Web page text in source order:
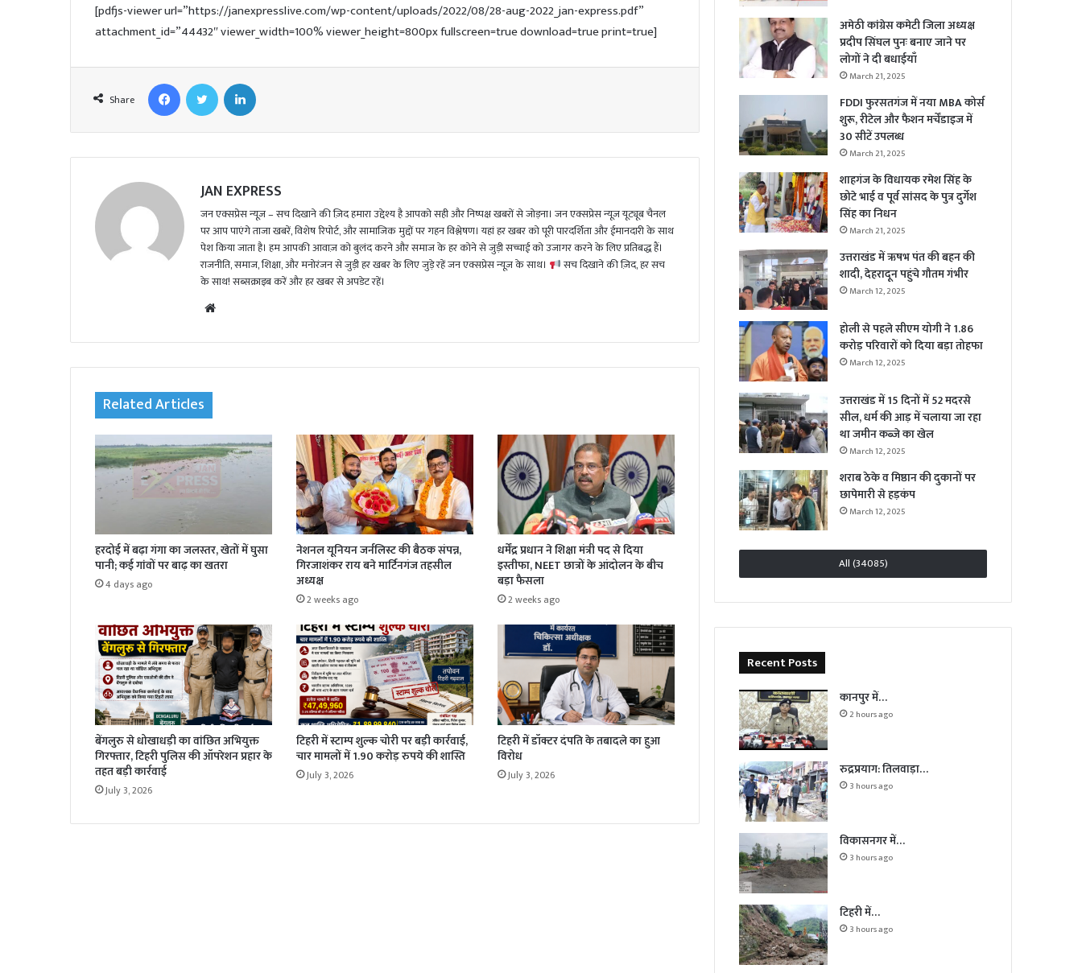
m
a
l
[pdfjs-viewer url=”https://janexpresslive.com/wp-content/uploads/2022/08/28-aug-2022_jan-express.pdf”
attachment_id=”44432″ viewer_width=100% viewer_height=800px fullscreen=true download=true print=true]
Share
JAN EXPRESS
जन एक्सप्रेस न्यूज़ – सच दिखाने की ज़िद हमारा उद्देश्य है आपको सही और निष्पक्ष खबरों से जोड़ना। जन एक्सप्रेस न्यूज़ यूट्यूब चैनल
पर आप पाएंगे ताजा खबरें, विशेष रिपोर्ट, और सामाजिक मुद्दों पर गहन विश्लेषण। यहां हर खबर को पूरी पारदर्शिता और ईमानदारी के साथ
पेश किया जाता है। हम आपकी आवाज़ को बुलंद करने और समाज के हर कोने से जुड़ी सच्चाई को उजागर करने के लिए प्रतिबद्ध हैं।
राजनीति, समाज, शिक्षा, और मनोरंजन से जुड़ी हर खबर के लिए जुड़े रहें जन एक्सप्रेस न्यूज़ के साथ।
सच दिखाने की ज़िद, हर सच
के साथ! सब्सक्राइब करें और हर खबर से अपडेट रहें।
te
Related Articles
हरदोई में बढ़ा गंगा का जलस्तर, खेतों में घुसा
पानी; कई गांवों पर बाढ़ का खतरा
4 days ago
नेशनल यूनियन जर्नलिस्ट की बैठक संपन्न,
गिरजाशंकर राय बने मार्टिनगंज तहसील
अध्यक्ष
2 weeks ago
धर्मेंद्र प्रधान ने शिक्षा मंत्री पद से दिया
इस्तीफा, NEET छात्रों के आंदोलन के बीच
बड़ा फैसला
2 weeks ago
बेंगलुरु से धोखाधड़ी का वांछित अभियुक्त
गिरफ्तार, टिहरी पुलिस की ऑपरेशन प्रहार के
तहत बड़ी कार्रवाई
July 3, 2026
टिहरी में स्टाम्प शुल्क चोरी पर बड़ी कार्रवाई,
चार मामलों में 1.90 करोड़ रुपये की शास्ति
July 3, 2026
टिहरी में डॉक्टर दंपति के तबादले का हुआ
विरोध
July 3, 2026
अमेठी कांग्रेस कमेटी जिला अध्यक्ष
प्रदीप सिंघल पुनः बनाए जाने पर
लोगों ने दी बधाईयाँ
March 21, 2025
FDDI फुरसतगंज में नया MBA कोर्स
शुरू, रीटेल और फैशन मर्चेंडाइज में
30 सीटें उपलब्ध
March 21, 2025
शाहगंज के विधायक रमेश सिंह के
छोटे भाई व पूर्व सांसद के पुत्र दुर्गेश
सिंह का निधन
March 21, 2025
उत्तराखंड में ऋषभ पंत की बहन की
शादी, देहरादून पहुंचे गौतम गंभीर
March 12, 2025
होली से पहले सीएम योगी ने 1.86
करोड़ परिवारों को दिया बड़ा तोहफा
March 12, 2025
उत्तराखंड में 15 दिनों में 52 मदरसे
सील, धर्म की आड़ में चलाया जा रहा
था जमीन कब्जे का खेल
March 12, 2025
शराब ठेके व मिष्ठान की दुकानों पर
छापेमारी से हड़कंप
March 12, 2025
All (34085)
Recent Posts
कानपुर में…
2 hours ago
रुद्रप्रयाग: तिलवाड़ा…
3 hours ago
विकासनगर में…
3 hours ago
टिहरी में…
3 hours ago